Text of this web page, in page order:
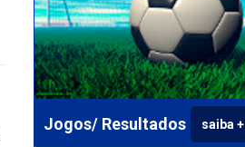
Jogos/ Resultados saiba +